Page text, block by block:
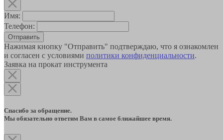
Имя:
Телефон:
Отправить
Нажимая кнопку "Отправить" подтверждаю, что я ознакомлен
и согласен с условиями политики конфиденциальности.
Заявка на прокат инструмента
Спасибо за обращение.
Мы обязательно ответим Вам в самое ближайшее время.